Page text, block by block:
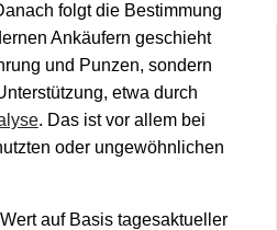
folgt die Bestimmung
Ankäufern geschieht
und Punzen, sondern
etwa durch
. Das ist vor allem bei
oder ungewöhnlichen
auf Basis tagesaktueller